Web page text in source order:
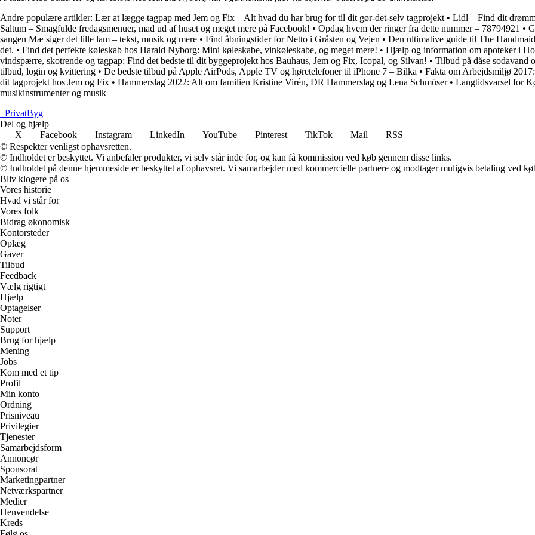
Andre populære artikler: Lær at lægge tagpap med Jem og Fix – Alt hvad du har brug for til dit gør-det-selv tagprojekt • Lidl – Find dit
Saltum – Smagfulde fredagsmenuer, mad ud af huset og meget mere på Facebook! • Opdag hvem der ringer fra dette nummer – 78794921 •
sangen Mæ siger det lille lam – tekst, musik og mere • Find åbningstider for Netto i Gråsten og Vejen • Den ultimative guide til The
det. • Find det perfekte køleskab hos Harald Nyborg: Mini køleskabe, vinkøleskabe, og meget mere! • Hjælp og information om apoteker i
vindspærre, skotrende og tagpap: Find det bedste til dit byggeprojekt hos Bauhaus, Jem og Fix, Icopal, og Silvan! • Tilbud på dåse sodavand
tilbud, login og kvittering • De bedste tilbud på Apple AirPods, Apple TV og høretelefoner til iPhone 7 – Bilka • Fakta om Arbejdsmiljø
dit tagprojekt hos Jem og Fix • Hammerslag 2022: Alt om familien Kristine Virén, DR Hammerslag og Lena Schmüser• Langtidsvarsel for
musikinstrumenter og musik
PrivatByg
Del og hjælp
X
Facebook Instagram LinkedIn YouTube Pinterest TikTok Mail
RSS
© Respekter venligst ophavsretten.
© Indholdet er beskyttet. Vi anbefaler produkter, vi selv står inde for, og kan få kommission ved køb gennem disse links.
© Indholdet på denne hjemmeside er beskyttet af ophavsret. Vi samarbejder med kommercielle partnere og modtager muligvis betaling ved
Bliv klogere på os
Vores historie
Hvad vi står for
Vores folk
Bidrag økonomisk
Kontorsteder
Oplæg
Gaver
Tilbud
Feedback
Vælg rigtigt
Hjælp
Optagelser
Noter
Support
Brug for hjælp
Mening
Jobs
Kom med et tip
Profil
Min konto
Ordning
Prisniveau
Privilegier
Tjenester
Samarbejdsform
Annoncør
Sponsorat
Marketingpartner
Netværkspartner
Medier
Henvendelse
Kreds